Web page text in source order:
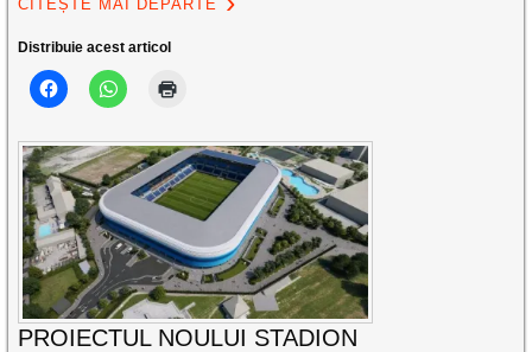
CITEȘTE MAI DEPARTE
Distribuie acest articol
PROIECTUL NOULUI STADION